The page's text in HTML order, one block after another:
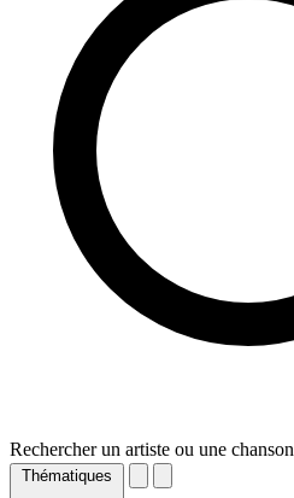
Rechercher un artiste ou une chanson
Thématiques